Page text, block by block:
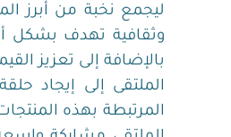
ليجمع نخبة من أبرز
وثقافية تهدف بشكل
بالإضافة إلى تعزيز
الملتقى إلى إيجاد
المرتبطة بهذه